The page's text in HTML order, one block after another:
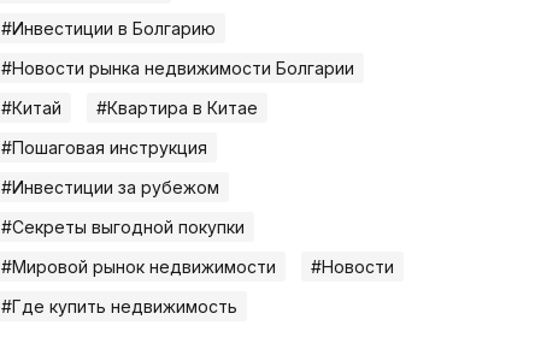
#Инвестиции в Болгарию
#Новости рынка недвижимости Болгарии
#Китай
#Квартира в Китае
#Пошаговая инструкция
#Инвестиции за рубежом
#Секреты выгодной покупки
#Мировой рынок недвижимости
#Новости
#Где купить недвижимость